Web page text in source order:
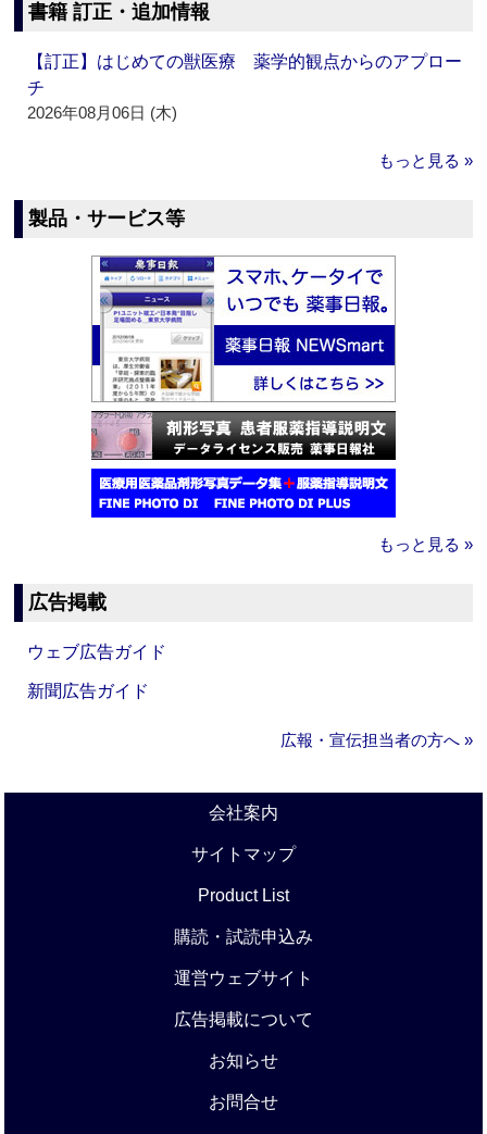
書籍 訂正・追加情報
【訂正】はじめての獣医療 薬学的観点からのアプロー
チ
2026年08月06日 (木)
もっと見る »
製品・サービス等
もっと見る »
広告掲載
ウェブ広告ガイド
新聞広告ガイド
広報・宣伝担当者の方へ »
会社案内
サイトマップ
Product List
購読・試読申込み
運営ウェブサイト
広告掲載について
お知らせ
お問合せ